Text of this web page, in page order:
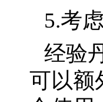
5.考
经验
可以额